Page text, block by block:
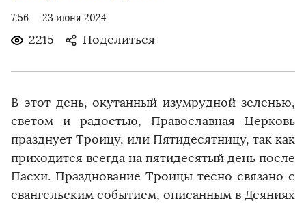
7:56 23 июня 2024
2215 Поделиться
В этот день, окутанный изумрудной зеленью,
светом и радостью, Православная Церковь
празднует Троицу, или Пятидесятницу, так как
приходится всегда на пятидесятый день после
Пасхи. Празднование Троицы тесно связано с
евангельским событием, описанным в Деяниях